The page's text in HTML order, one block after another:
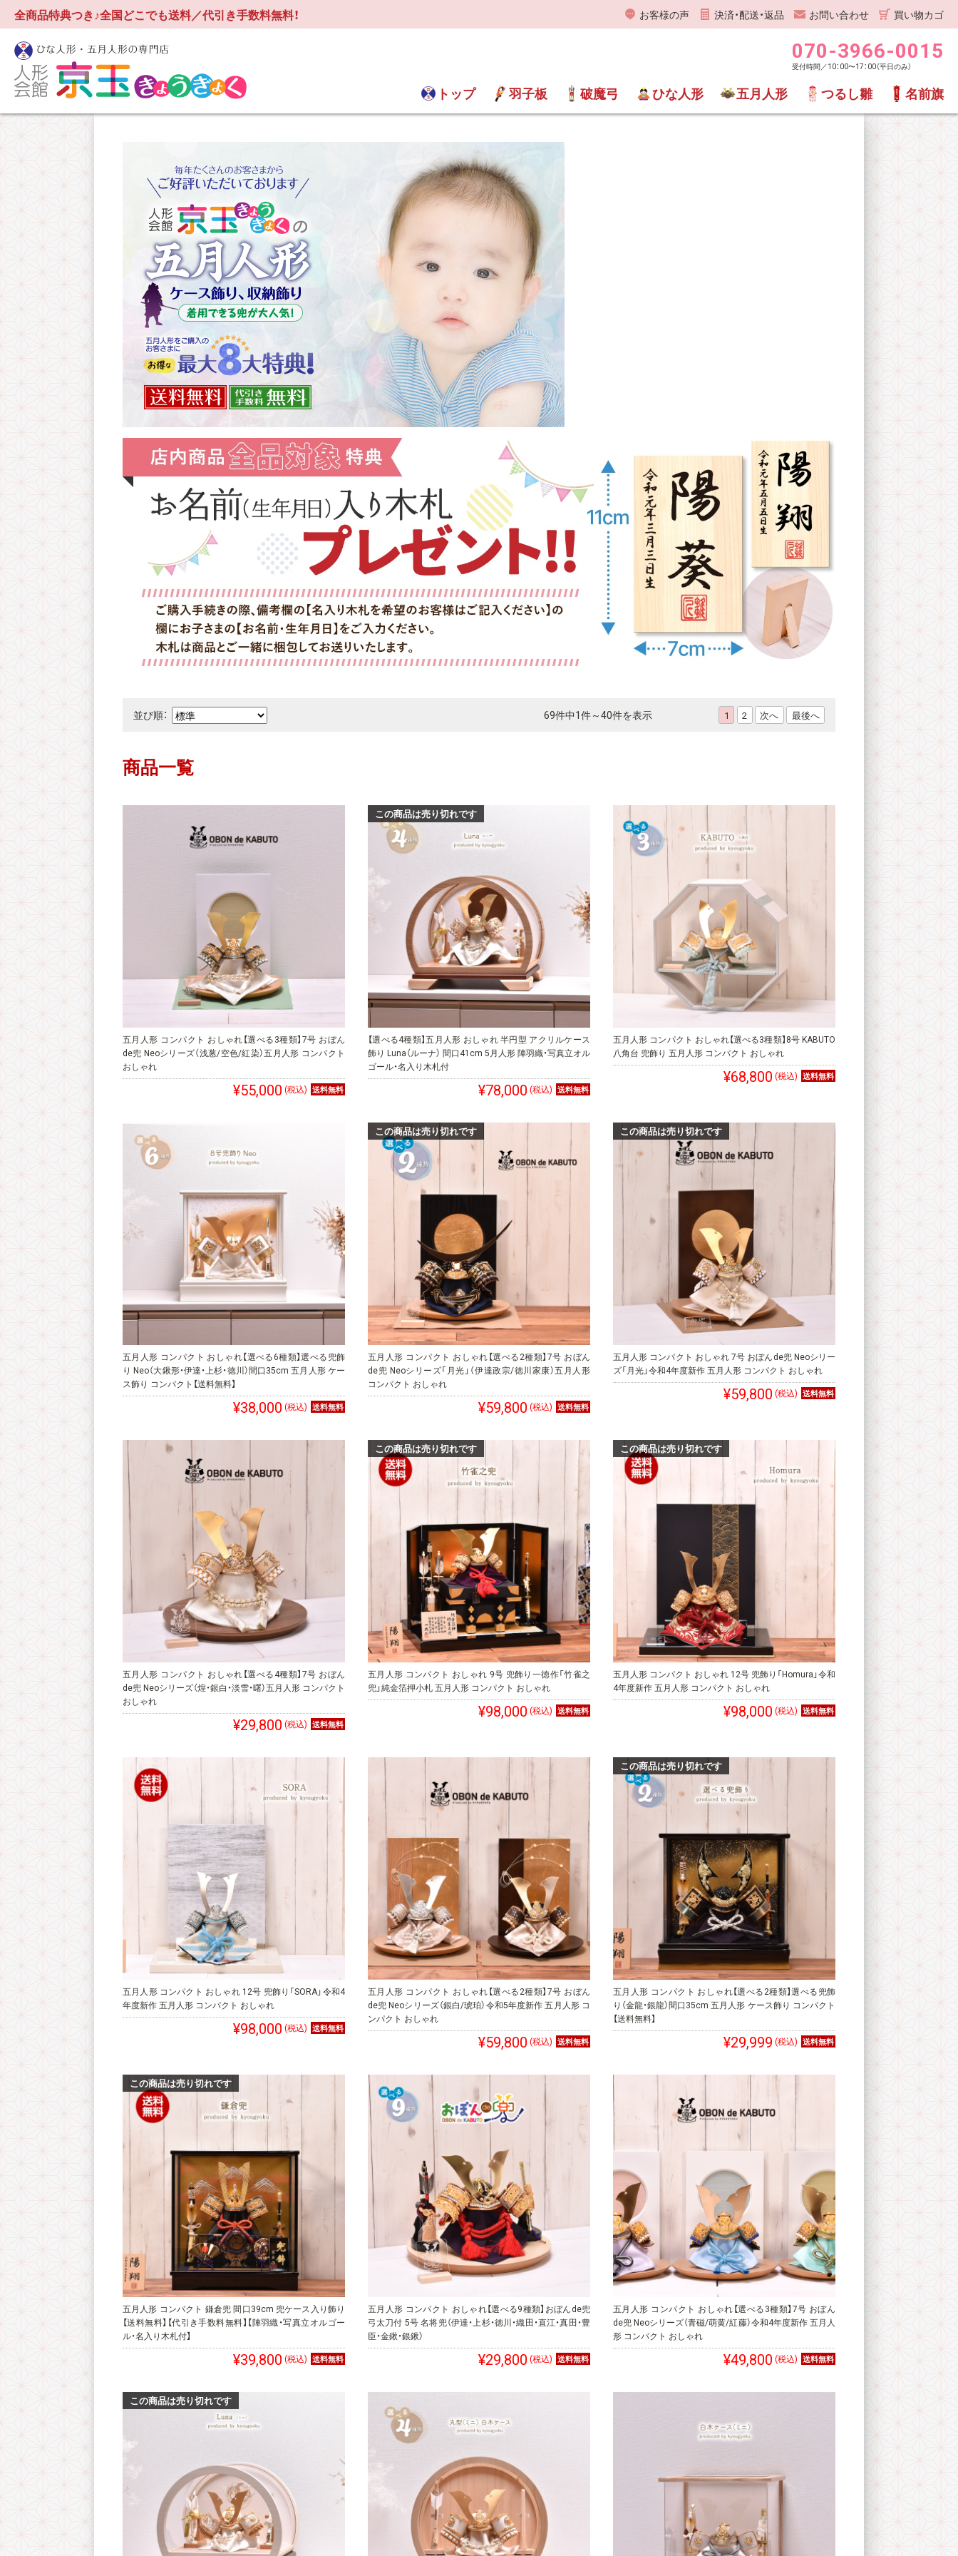
全商品特典つき♪全国どこでも送料／代引き手数料無料！ お客様の声 決済・配送・返品 お問い合わせ 買い物カゴ
070-3966-0015
受付時間／10：00〜17：00（平日のみ）
トップ 羽子板 破魔弓 ひな人形 五月人形 つるし雛 名前旗
並び順： 69件中1件～40件を表示 1 2 次へ 最後へ
商品一覧
五月人形 コンパクト おしゃれ【選べる3種類】7号 おぼん
de兜 Neoシリーズ（浅葱/空色/紅染）五月人形 コンパクト
おしゃれ
¥55,000 (税込)
【選べる4種類】五月人形 おしゃれ 半円型 アクリルケース
飾り Luna（ルーナ） 間口41cm 5月人形 陣羽織・写真立オル
ゴール・名入り木札付
¥78,000 (税込)
この商品は売り切れです
五月人形 コンパクト おしゃれ【選べる3種類】8号 KABUTO
八角台 兜飾り 五月人形 コンパクト おしゃれ
¥68,800 (税込)
五月人形 コンパクト おしゃれ【選べる6種類】選べる兜飾
り Neo（大鍬形・伊達・上杉・徳川）間口35cm 五月人形 ケー
ス飾り コンパクト【送料無料】
¥38,000 (税込)
五月人形 コンパクト おしゃれ【選べる2種類】7号 おぼん
de兜 Neoシリーズ「月光」（伊達政宗/徳川家康）五月人形
コンパクト おしゃれ
¥59,800 (税込)
この商品は売り切れです
五月人形 コンパクト おしゃれ 7号 おぼんde兜 Neoシリー
ズ「月光」令和4年度新作 五月人形 コンパクト おしゃれ
¥59,800 (税込)
この商品は売り切れです
五月人形 コンパクト おしゃれ【選べる4種類】7号 おぼん
de兜 Neoシリーズ（煌・銀白・淡雪・曙）五月人形 コンパクト
おしゃれ
¥29,800 (税込)
五月人形 コンパクト おしゃれ 9号 兜飾り一徳作「竹雀之
兜」純金箔押小札 五月人形 コンパクト おしゃれ
¥98,000 (税込)
この商品は売り切れです
五月人形 コンパクト おしゃれ 12号 兜飾り「Homura」令和
4年度新作 五月人形 コンパクト おしゃれ
¥98,000 (税込)
この商品は売り切れです
五月人形 コンパクト おしゃれ 12号 兜飾り「SORA」令和4
年度新作 五月人形 コンパクト おしゃれ
¥98,000 (税込)
五月人形 コンパクト おしゃれ【選べる2種類】7号 おぼん
de兜 Neoシリーズ（銀白/琥珀）令和5年度新作 五月人形 コ
ンパクト おしゃれ
¥59,800 (税込)
五月人形 コンパクト おしゃれ【選べる2種類】選べる兜飾
り（金龍・銀龍）間口35cm 五月人形 ケース飾り コンパクト
【送料無料】
¥29,999 (税込)
この商品は売り切れです
五月人形 コンパクト 鎌倉兜 間口39cm 兜ケース入り飾り
【送料無料】【代引き手数料無料】【陣羽織・写真立オルゴー
ル・名入り木札付】
¥39,800 (税込)
この商品は売り切れです
五月人形 コンパクト おしゃれ【選べる9種類】おぼんde兜
弓太刀付 5号 名将兜（伊達・上杉・徳川・織田・直江・真田・豊
臣・金鍬・銀鍬）
¥29,800 (税込)
五月人形 コンパクト おしゃれ【選べる3種類】7号 おぼん
de兜 Neoシリーズ（青磁/萌黄/紅藤）令和4年度新作 五月人
形 コンパクト おしゃれ
¥49,800 (税込)
この商品は売り切れです